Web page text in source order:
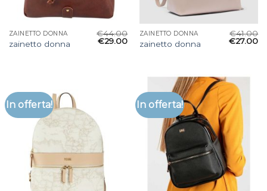
ZAINETTO DONNA
zainetto donna
€44.00
€29.00
ZAINETTO DONNA
zainetto donna
€41.00
€27.00
In offerta! In offerta!